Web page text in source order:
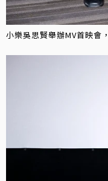
小樂吳思賢舉辦MV首映會